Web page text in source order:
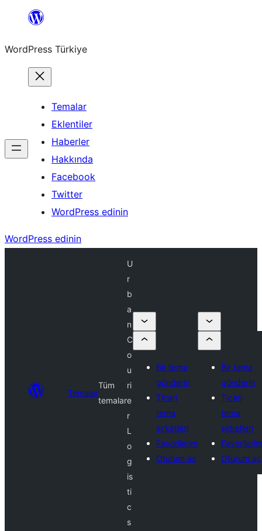
İçeriğe
WordPress Türkiye
Temalar
Eklentiler
Haberler
Hakkında
Facebook
Twitter
WordPress edinin
WordPress edinin
Temalar
Tüm
temalar
U
r
b
a
n
C
o
u
ri
e
r
L
o
g
is
ti
c
s
Bir tema
gönderin
Ticari
tema
şirketleri
Favorilerim
Oturum aç
Bir tema
gönderin
Ticari
tema
şirketleri
Favorilerim
Oturum aç